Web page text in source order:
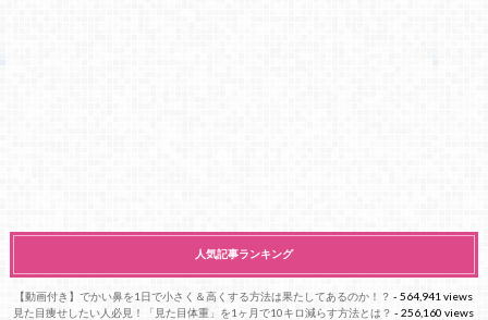
人気記事ランキング
【動画付き】でかい鼻を1日で小さく＆高くする方法は果たしてあるのか！？ - 564,941 views
見た目痩せしたい人必見！「見た目体重」を1ヶ月で10キロ減らす方法とは？ - 256,160 views